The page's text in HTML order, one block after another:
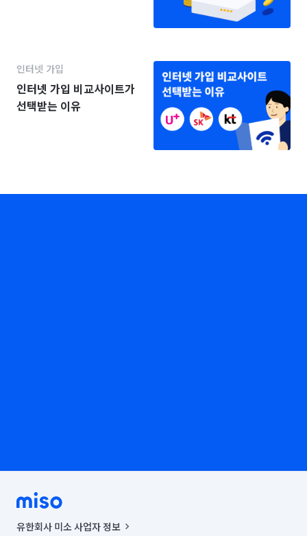
인터넷 가입
인터넷 가입 비교사이트가
선택받는 이유
유한회사 미소 사업자 정보